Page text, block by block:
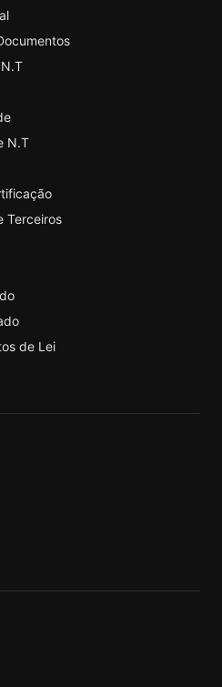
N.T
Terceiros
de Lei